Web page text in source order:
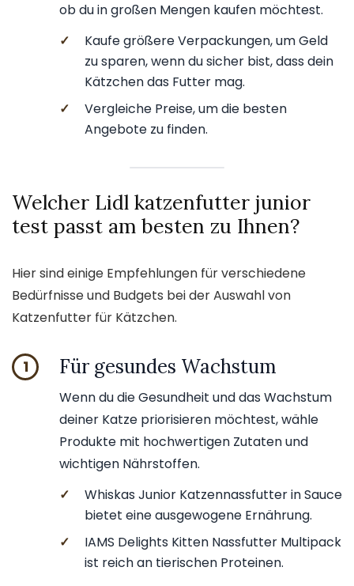
ob du in großen Mengen kaufen möchtest.
✓
Kaufe größere Verpackungen, um Geld
zu sparen, wenn du sicher bist, dass dein
Kätzchen das Futter mag.
✓
Vergleiche Preise, um die besten
Angebote zu finden.
Welcher Lidl katzenfutter junior
test passt am besten zu Ihnen?
Hier sind einige Empfehlungen für verschiedene
Bedürfnisse und Budgets bei der Auswahl von
Katzenfutter für Kätzchen.
1 Für gesundes Wachstum
Wenn du die Gesundheit und das Wachstum
deiner Katze priorisieren möchtest, wähle
Produkte mit hochwertigen Zutaten und
wichtigen Nährstoffen.
✓
Whiskas Junior Katzennassfutter in Sauce
bietet eine ausgewogene Ernährung.
✓
IAMS Delights Kitten Nassfutter Multipack
ist reich an tierischen Proteinen.